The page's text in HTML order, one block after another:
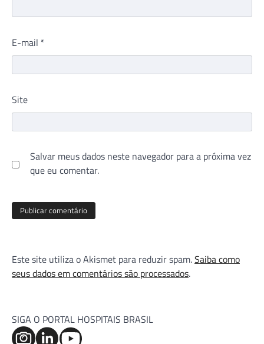
E-mail *
Site
Salvar meus dados neste navegador para a próxima vez
que eu comentar.
Este site utiliza o Akismet para reduzir spam.Saiba como
seus dados em comentários são processados.
SIGA O PORTAL HOSPITAIS BRASIL